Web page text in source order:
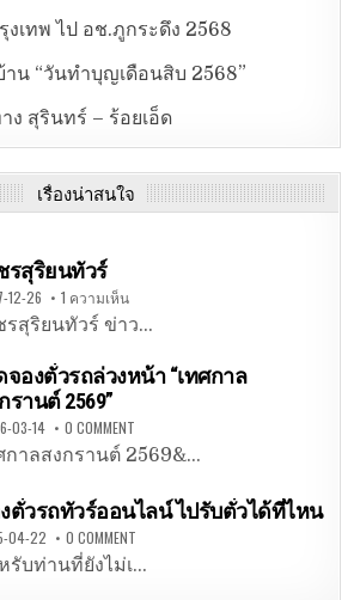
งเทพ ไป อช.ภูกระดึง 2568
น “วันทำบุญเดือนสิบ 2568”
ง สุรินทร์ – ร้อยเอ็ด
เรื่องน่าสนใจ
รสุริยนทัวร์
12-26 1 ความเห็น
รสุริยนทัวร์ ข่าว...
จองตั๋วรถล่วงหน้า “เทศกาล
รานต์ 2569”
03-14 0 COMMENT
กาลสงกรานต์ 2569&...
ตั๋วรถทัวร์ออนไลน์ ไปรับตั๋วได้ที่ไหน
04-22 0 COMMENT
รับท่านที่ยังไม่เ...